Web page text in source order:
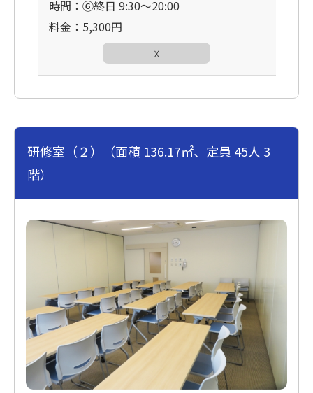
時間：⑥終日 9:30〜20:00
料金：5,300円
☓
研修室（２）（面積 136.17㎡、定員 45人 3
階）